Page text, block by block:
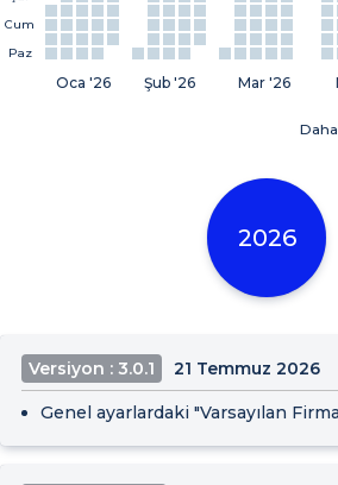
Cum
Paz
Oca '26 Şub '26 Mar '26
2026
Versiyon : 3.0.1 21 Temmuz 2026
Genel ayarlardaki "Varsayılan